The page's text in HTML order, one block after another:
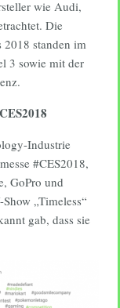
wie Audi,
Die
2018 standen im
3 sowie mit der
Industrie
#CES2018,
GoPro und
„Timeless“
gab, dass sie